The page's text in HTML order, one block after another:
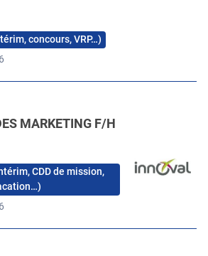
concours, VRP…)
MARKETING F/H
CDD de mission,